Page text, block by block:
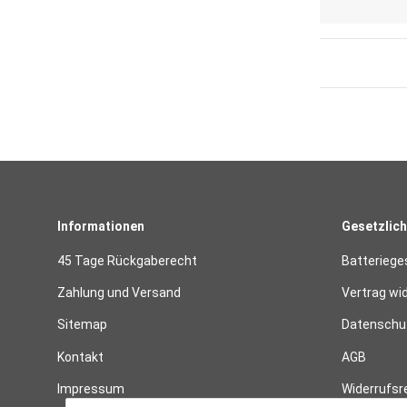
Informationen
45 Tage Rückgaberecht
Zahlung und Versand
Sitemap
Kontakt
Impressum
Vertrag
AGB